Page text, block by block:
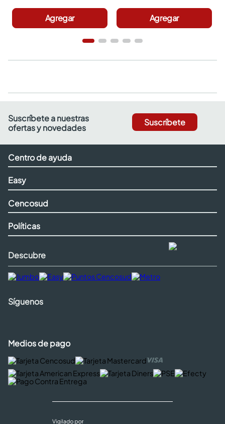
Agregar Agregar
Suscríbete a nuestras
ofertas y novedades
Suscríbete
Centro de ayuda
Easy
Cencosud
Políticas
Descubre
Síguenos
Medios de pago